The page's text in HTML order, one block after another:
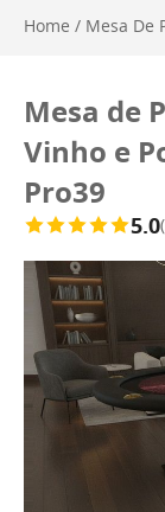
Home Mesa De
Tecido Vinho e
Mesa de
Vinho e
Pro39
5.0